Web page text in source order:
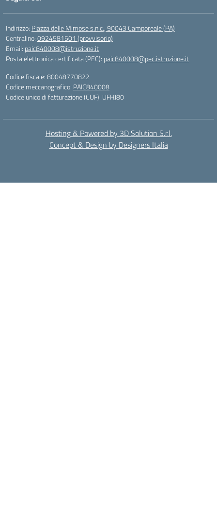
Indirizzo: Piazza delle Mimose s.n.c., 90043 Camporeale (PA)
Centralino:0924581501 (provvisorio)
Email: paic840008@istruzione.it
Posta elettronica certificata (PEC): paic840008@pec.istruzione.it
Codice fiscale: 80048770822
Codice meccanografico: PAIC840008
Codice unico di fatturazione (CUF): UFHJ80
Hosting & Powered by 3D Solution S.r.l.
Concept & Design by Designers Italia